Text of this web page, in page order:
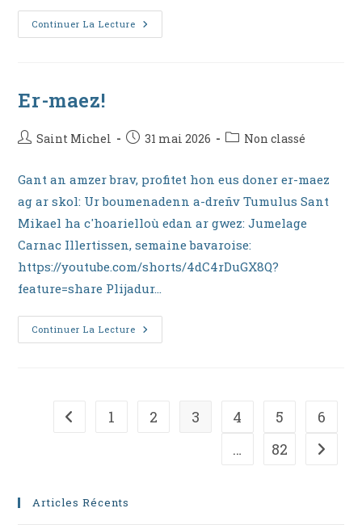
Continuer La Lecture Ganet
Int!
Er-maez!
Auteur/autrice
la
publication :
Saint Michel
Publication
31 mai 2026
PostNon classé
Gant an amzer brav, profitet hon eus doner er-maez
ag ar skol: Ur boumenadenn a-dreñv Tumulus Sant
Mikael ha c'hoarielloù edan ar gwez: Jumelage
Carnac Illertissen, semaine bavaroise:
https://youtube.com/shorts/4dC4rDuGX8Q?
feature=share Plijadur…
Continuer La Lecture Er-
Maez!
Go to the previous page
1 2 3 4 5
6
…
82 Aller à
Articles Récents